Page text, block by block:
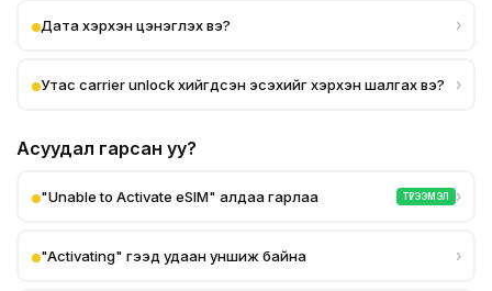
Дата хэрхэн цэнэглэх вэ? ›
Утас carrier unlock хийгдсэн эсэхийг хэрхэн шалгах вэ? ›
Асуудал гарсан уу?
"Unable to Activate eSIM" алдаа гарлаа ТҮГЭЭМЭЛ ›
"Activating" гээд удаан уншиж байна ›